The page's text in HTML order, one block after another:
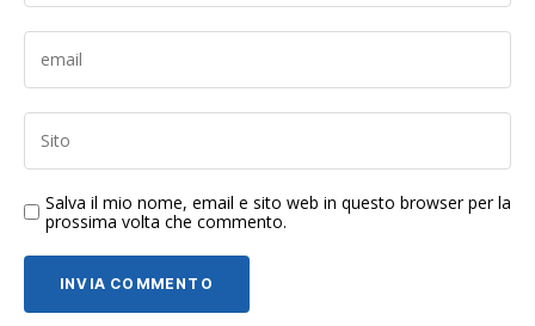
Salva il mio nome, email e sito web in questo browser per la
prossima volta che commento.